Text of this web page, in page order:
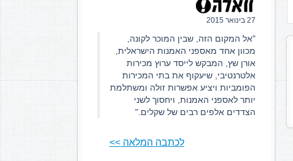
27 בינואר 2015
"אל המקום הזה, שבין המוכר לקונה,
מכוון אחד מאספני האמנות הישראלית,
אורן שץ, המבקש לייסד ערוץ מכירות
אלטרנטיבי, שיעקוף את בתי המכירות
הפומביות ויציע אפשרות זולה ומשתלמת
יותר לאספני האמנות, ויחסוך לשני
הצדדים אלפים רבים של שקלים."
לכתבה המלאה >>